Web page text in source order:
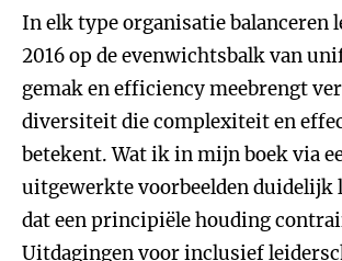
In elk type organisatie balanceren
2016 op de evenwichtsbalk van
gemak en efficiency meebrengt
diversiteit die complexiteit en
betekent. Wat ik in mijn boek via
uitgewerkte voorbeelden duidelijk
dat een principiële houding
Uitdagingen voor inclusief